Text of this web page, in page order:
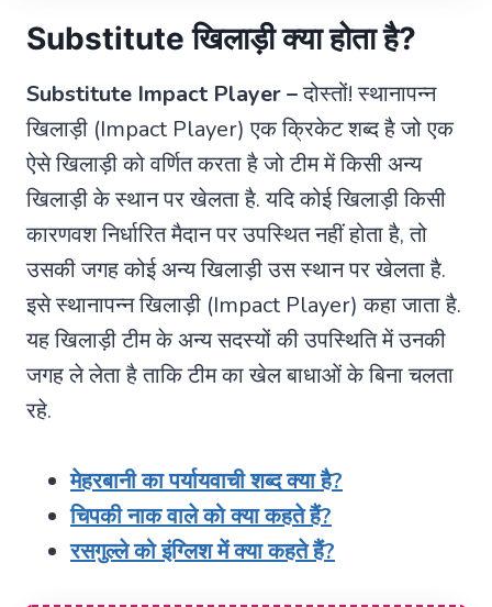
Substitute खिलाड़ी क्या होता है?
Substitute Impact Player –दोस्तों! स्थानापन्न
खिलाड़ी (Impact Player) एक क्रिकेट शब्द है जो एक
ऐसे खिलाड़ी को वर्णित करता है जो टीम में किसी अन्य
खिलाड़ी के स्थान पर खेलता है. यदि कोई खिलाड़ी किसी
कारणवश निर्धारित मैदान पर उपस्थित नहीं होता है, तो
उसकी जगह कोई अन्य खिलाड़ी उस स्थान पर खेलता है.
इसे स्थानापन्न खिलाड़ी (Impact Player) कहा जाता है.
यह खिलाड़ी टीम के अन्य सदस्यों की उपस्थिति में उनकी
जगह ले लेता है ताकि टीम का खेल बाधाओं के बिना चलता
रहे.
मेहरबानी का पर्यायवाची शब्द क्या है?
चिपकी नाक वाले को क्या कहते हैं?
रसगुल्ले को इंग्लिश में क्या कहते हैं?